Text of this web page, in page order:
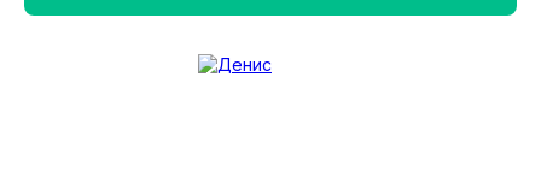
и ощутите тепло адыгейского гостеприимства.
попробуете вкусные блюда. Добро пожаловать!